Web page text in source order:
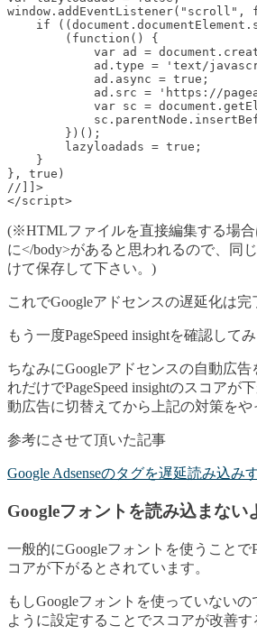
if
        (function() {
var ad =
ad.type = 'text/
            ad.async = true;
ad.src = 'https://
var sc =
        })();
        lazyloadads = true;
    }
}, true)
//]]>
</script>
(※HTMLファイルを直接編集する場合
に</body>があると思われるので、同
けて保存して下さい。)
これでGoogleアドセンスの遅延化は完
もう一度PageSpeed insightを確認して
ちなみにGoogleアドセンスの自動広
れだけでPageSpeed insightのスコアが
動広告に切替えてから上記の対策をや
参考にさせて頂いた記事
Google Adsenseのタグを遅延読み込み
Googleフォントを読み込まない
一般的にGoogleフォントを使うことで
コアが下がるとされています。
もしGoogleフォントを使っていない
ように設定することでスコアが改善す